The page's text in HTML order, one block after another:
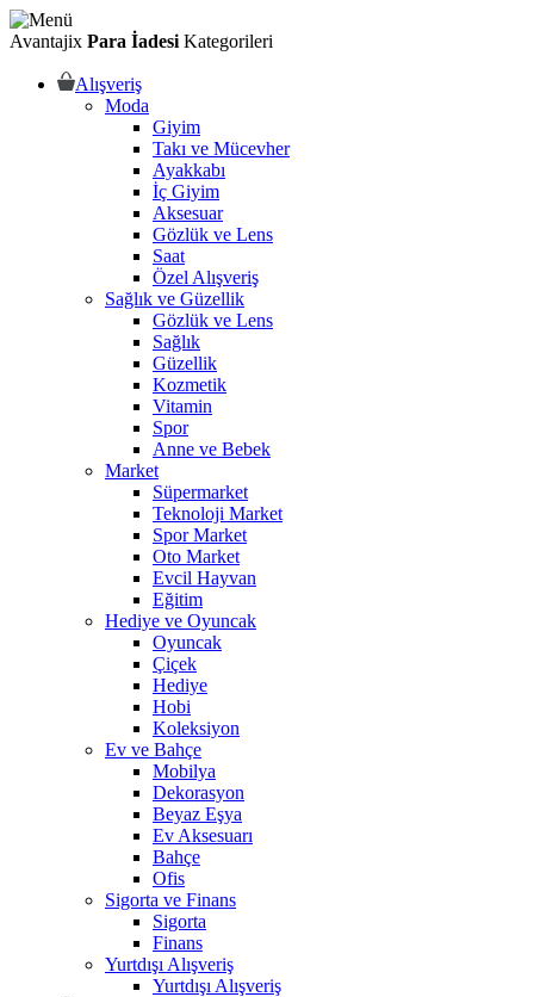
Avantajix Para İadesi Kategorileri
Alışveriş
Moda
Giyim
Takı ve Mücevher
Ayakkabı
İç Giyim
Aksesuar
Gözlük ve Lens
Saat
Özel Alışveriş
Sağlık ve Güzellik
Gözlük ve Lens
Sağlık
Güzellik
Kozmetik
Vitamin
Spor
Anne ve Bebek
Market
Süpermarket
Teknoloji Market
Spor Market
Oto Market
Evcil Hayvan
Eğitim
Hediye ve Oyuncak
Oyuncak
Çiçek
Hediye
Hobi
Koleksiyon
Ev ve Bahçe
Mobilya
Dekorasyon
Beyaz Eşya
Ev Aksesuarı
Bahçe
Ofis
Sigorta ve Finans
Sigorta
Finans
Yurtdışı Alışveriş
Yurtdışı Alışveriş